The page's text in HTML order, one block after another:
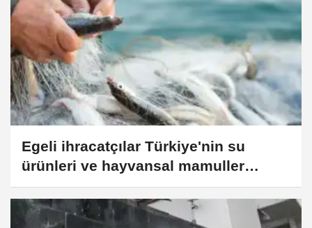
Egeli ihracatçılar Türkiye'nin su
ürünleri ve hayvansal mamuller
ihracatında liderliğini pekiştirdi